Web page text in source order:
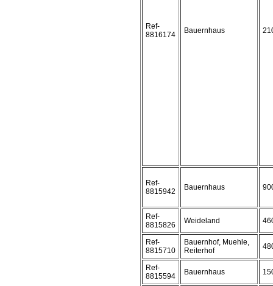
Ref-
8816174
Bauernhaus
Ref-
8815942
Bauernhaus
Ref-
8815826
Weideland
Ref-
8815710
Bauernhof, Muehle,
Reiterhof
Ref-
8815594
Bauernhaus